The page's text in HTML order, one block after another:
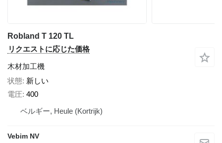
Robland T 120 TL
リクエストに応じた価格
木材加工機
状態 新しい
電圧 400
ベルギー, Heule (Kortrijk)
Vebim NV